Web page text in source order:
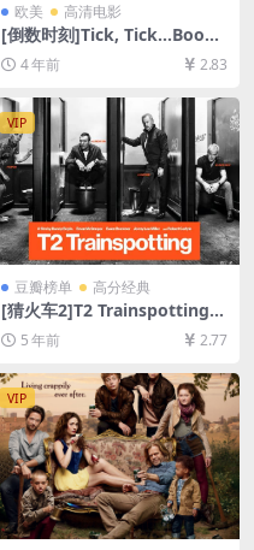
欧美 高清电影
[倒数时刻]Tick, Tick…Boom!
(2021)[百度网盘+迅雷云盘资
源1080P超清未删减][MP4/7.
3GB][中英字幕]
4 年前 2.83
VIP
豆瓣榜单 高分经典
[猜火车2]T2 Trainspotting
(2017)[百度网盘+迅雷云盘资
源1080P超清未删减][MP4/7.
5 年前 2.77
VIP